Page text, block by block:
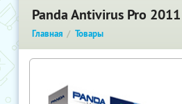
Panda Antivirus Pro
Главная Товары